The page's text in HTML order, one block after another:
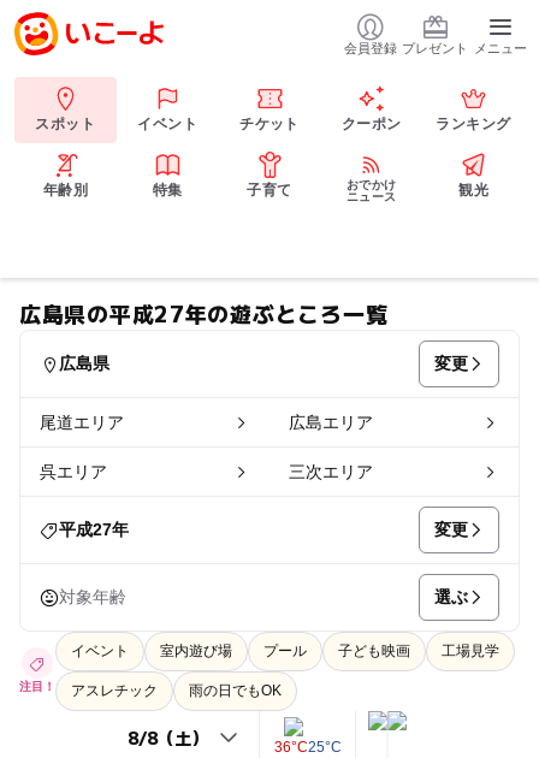
会員登録 プレゼント メニュー
スポット イベント チケット クーポン ランキング
年齢別 特集 子育て
おでかけ
ニュース
観光
広島県の平成27年の遊ぶところ一覧
広島県 変更
尾道エリア 広島エリア
呉エリア 三次エリア
平成27年 変更
対象年齢 選ぶ
注目！
イベント 室内遊び場 プール 子ども映画 工場見学
アスレチック 雨の日でもOK
36°C25°C